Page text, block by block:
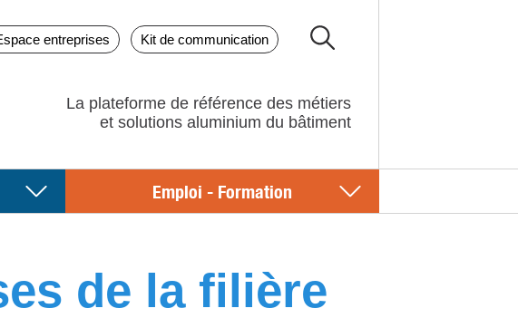
entreprises Kit de communication
La plateforme de référence des métiers
et solutions aluminium du bâtiment
Emploi - Formation
de la filière